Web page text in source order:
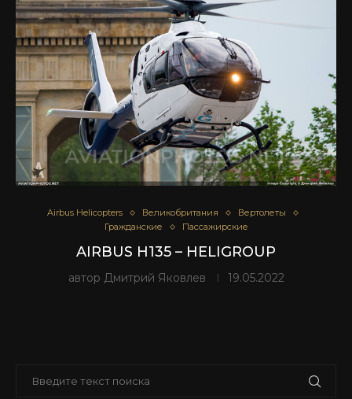
Airbus Helicopters Великобритания
Вертолеты
Гражданские
Пассажирские
AIRBUS H135 – HELIGROUP
автор Дмитрий Яковлев 19.05.2022